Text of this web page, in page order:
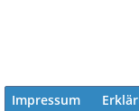
Impressum